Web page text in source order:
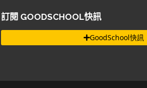
訂閱 GOODSCHOOL快訊
GoodSchool快訊